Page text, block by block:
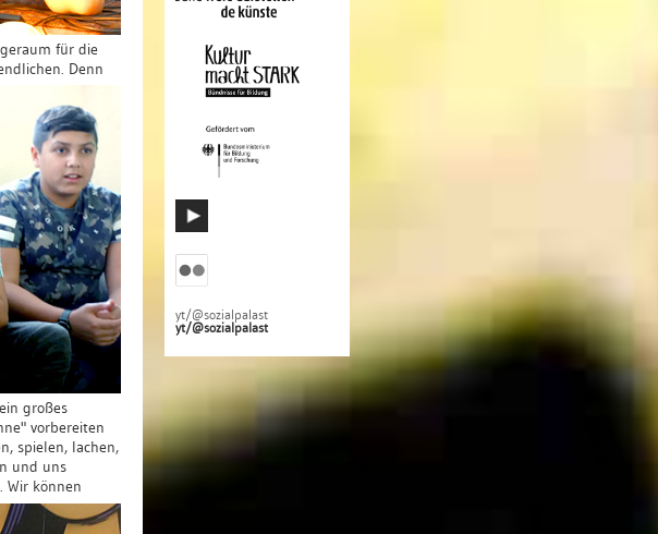
für die
Denn
großes
vorbereiten
spielen, lachen,
und uns
Wir können
yt/@sozialpalast
yt/@sozialpalast